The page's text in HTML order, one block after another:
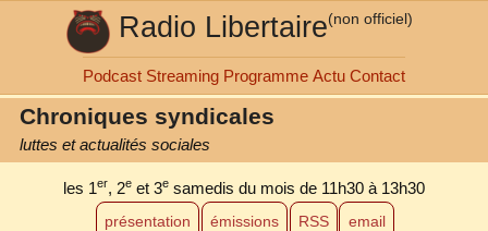
Radio Libertaire(non officiel)
Podcast Streaming Programme Actu Contact
Chroniques syndicales
luttes et actualités sociales
les 1er, 2e et 3e samedis du mois de 11h30 à 13h30
présentation émissions RSS email